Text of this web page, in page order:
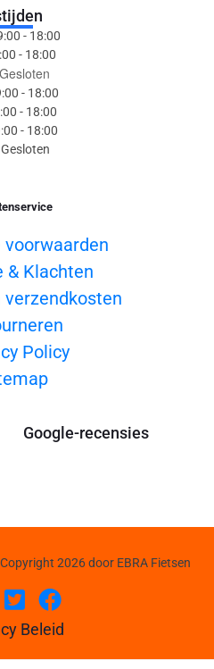
- 18:00
- 18:00
Gesloten
- 18:00
- 18:00
- 18:00
& Klachten
Policy
Google-recensies
2026 door EBRA Fietsen
Beleid